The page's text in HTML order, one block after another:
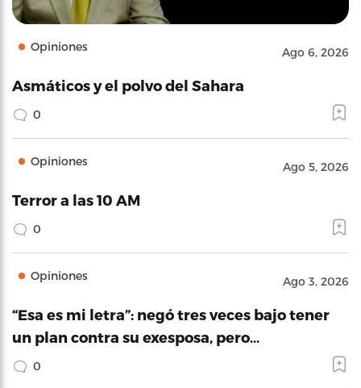
Opiniones Ago 6, 2026
Asmáticos y el polvo del Sahara
0
Opiniones Ago 5, 2026
Terror a las 10 AM
0
Opiniones Ago 3, 2026
“Esa es mi letra”: negó tres veces bajo tener
un plan contra su exesposa, pero…
0